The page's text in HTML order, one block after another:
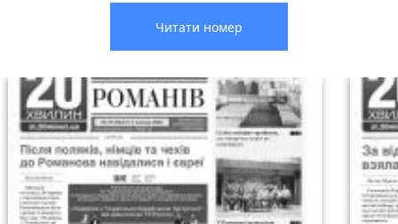
Читати номер